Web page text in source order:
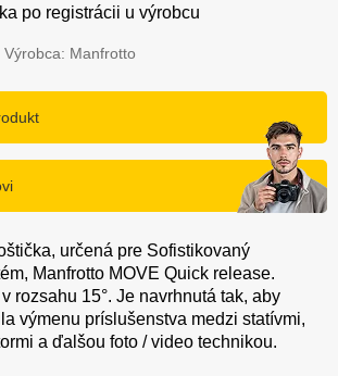
po registrácii u výrobcu
Výrobca: Manfrotto
určená pre Sofistikovaný
Manfrotto MOVE Quick release.
rozsahu 15°. Je navrhnutá tak, aby
výmenu príslušenstva medzi statívmi,
a ďalšou foto / video technikou.